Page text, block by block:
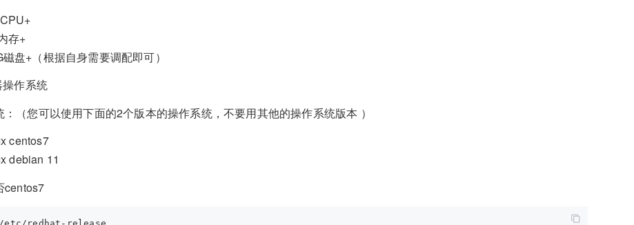
存+
盘+（根据自身需要调配即可）
作系统
：（您可以使用下面的2个版本的操作系统，不要用其他的操作系统版本 ）
centos7
debian 11
centos7